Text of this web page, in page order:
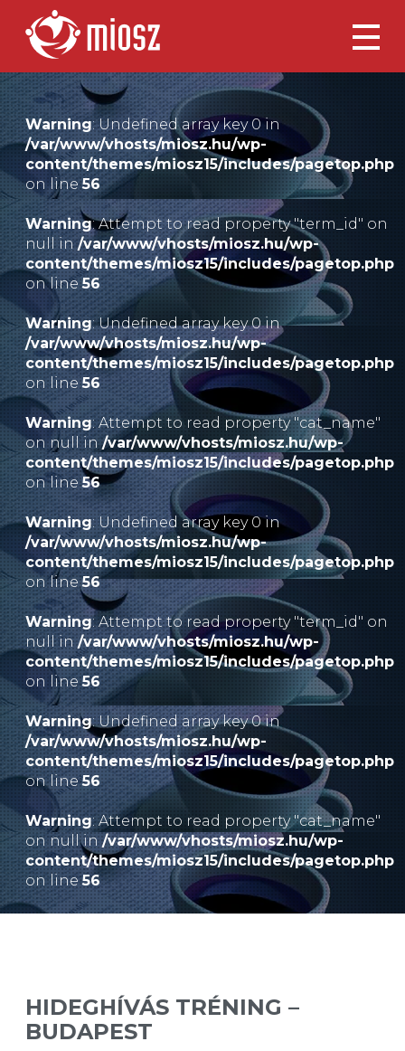
Warning: Undefined array key 0 in
/var/www/vhosts/miosz.hu/wp-
content/themes/miosz15/includes/pagetop.php
on line56
Warning: Attempt to read property "term_id" on
null in/var/www/vhosts/miosz.hu/wp-
content/themes/miosz15/includes/pagetop.php
on line56
Warning: Undefined array key 0 in
/var/www/vhosts/miosz.hu/wp-
content/themes/miosz15/includes/pagetop.php
on line56
Warning: Attempt to read property "cat_name"
on null in/var/www/vhosts/miosz.hu/wp-
content/themes/miosz15/includes/pagetop.php
on line56
Warning: Undefined array key 0 in
/var/www/vhosts/miosz.hu/wp-
content/themes/miosz15/includes/pagetop.php
on line56
Warning: Attempt to read property "term_id" on
null in /var/www/vhosts/miosz.hu/wp-
content/themes/miosz15/includes/pagetop.php
on line56
Warning: Undefined array key 0 in
/var/www/vhosts/miosz.hu/wp-
content/themes/miosz15/includes/pagetop.php
on line56
Warning: Attempt to read property "cat_name"
on null in/var/www/vhosts/miosz.hu/wp-
content/themes/miosz15/includes/pagetop.php
on line56
HIDEGHÍVÁS TRÉNING –
BUDAPEST